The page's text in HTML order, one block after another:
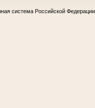
система Российской